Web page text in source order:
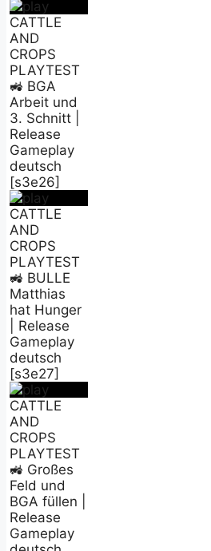
CATTLE
AND
CROPS
PLAYTEST
🚜 BGA
Arbeit und
3. Schnitt |
Release
Gameplay
deutsch
[s3e26]
CATTLE
AND
CROPS
PLAYTEST
🚜 BULLE
Matthias
hat Hunger
| Release
Gameplay
deutsch
[s3e27]
CATTLE
AND
CROPS
PLAYTEST
🚜 Großes
Feld und
BGA füllen |
Release
Gameplay